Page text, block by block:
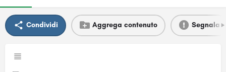
Condividi Aggrega contenuto Segnala